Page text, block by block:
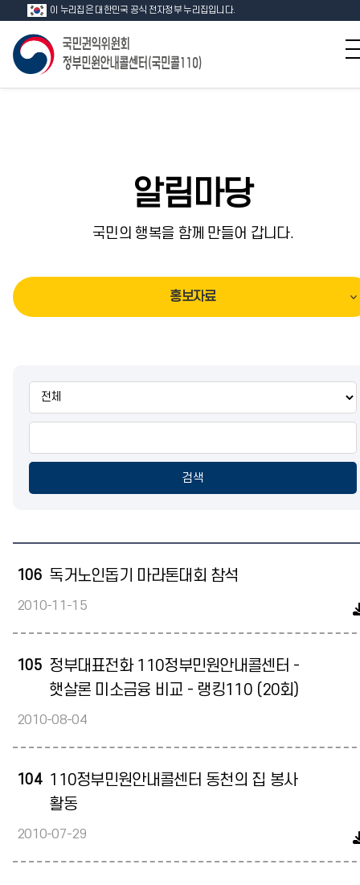
이 누리집은 대한민국 공식 전자정부 누리집입니다.
알림마당
국민의 행복을 함께 만들어 갑니다.
홍보자료
검색
106 독거노인돕기 마라톤대회 참석
2010-11-15
105 정부대표전화 110정부민원안내콜센터 -
햇살론 미소금융 비교 - 랭킹110 (20회)
2010-08-04
104 110정부민원안내콜센터 동천의 집 봉사
활동
2010-07-29